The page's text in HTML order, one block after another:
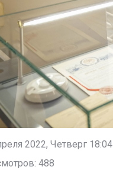
2022, Четверг 18:04
488